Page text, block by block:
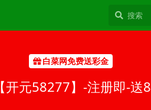
白菜网免费送彩金
【开元58277】-注册即-送8